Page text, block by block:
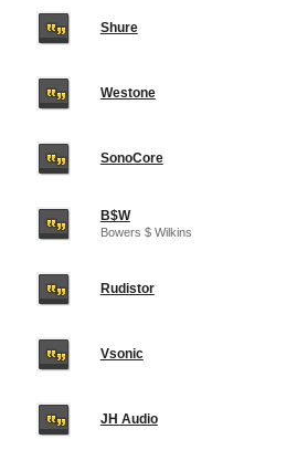
Shure
Westone
SonoCore
B$W
Bowers $ Wilkins
Rudistor
Vsonic
JH Audio